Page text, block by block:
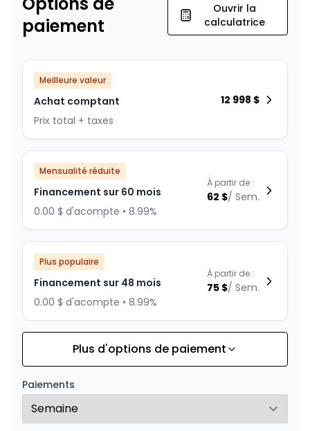
paiement
Ouvrir la
calculatrice
Meilleure valeur
Achat comptant
Prix total + taxes
12 998 $
Mensualité réduite
Financement sur 60 mois
0.00 $ d'acompte • 8.99%
À partir de :
62 $/ Sem.
Plus populaire
Financement sur 48 mois
0.00 $ d'acompte • 8.99%
À partir de :
75 $/ Sem.
Financement sur 36 mois
0.00 $ d'acompte • 8.99%
À partir de :
Plus d'options de paiement
Paiements